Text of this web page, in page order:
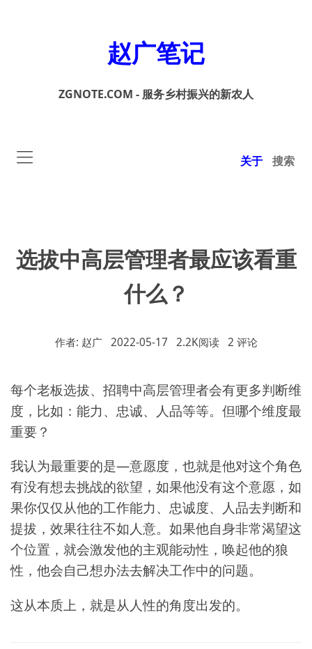
赵广笔记
ZGNOTE.COM - 服务乡村振兴的新农人
关于 搜索
选拔中高层管理者最应该看重
什么？
作者: 赵广 2022-05-17 2.2K阅读 2 评论
每个老板选拔、招聘中高层管理者会有更多判断维
度，比如：能力、忠诚、人品等等。但哪个维度最
重要？
我认为最重要的是—意愿度，也就是他对这个角色
有没有想去挑战的欲望，如果他没有这个意愿，如
果你仅仅从他的工作能力、忠诚度、人品去判断和
提拔，效果往往不如人意。如果他自身非常渴望这
个位置，就会激发他的主观能动性，唤起他的狼
性，他会自己想办法去解决工作中的问题。
这从本质上，就是从人性的角度出发的。